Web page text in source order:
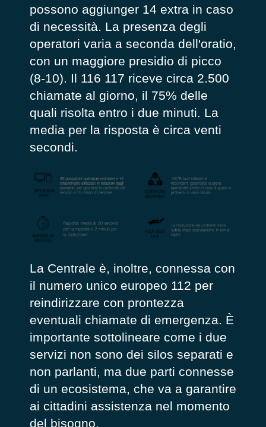
possono aggiunger 14 extra in caso
di necessità. La presenza degli
operatori varia a seconda dell'oratio,
con un maggiore presidio di picco
(8-10). Il 116 117 riceve circa 2.500
chiamate al giorno, il 75% delle
quali risolta entro i due minuti. La
media per la risposta è circa venti
secondi.
La Centrale è, inoltre, connessa con
il numero unico europeo 112 per
reindirizzare con prontezza
eventuali chiamate di emergenza. È
importante sottolineare come i due
servizi non sono dei silos separati e
non parlanti, ma due parti connesse
di un ecosistema, che va a garantire
ai cittadini assistenza nel momento
del bisogno.